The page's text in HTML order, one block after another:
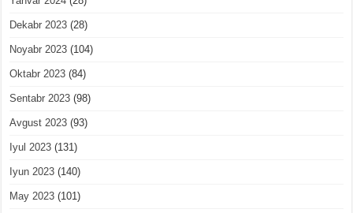
Dekabr 2023 (28)
Noyabr 2023 (104)
Oktabr 2023 (84)
Sentabr 2023 (98)
Avgust 2023 (93)
Iyul 2023 (131)
Iyun 2023 (140)
May 2023 (101)